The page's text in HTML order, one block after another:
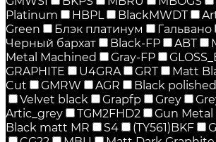
Platinum
HBPL BlackMWDT
Green
Блэк платинум Гальвано
Черный бархат
Black-FP ABT
Metal Machined
Gray-FP
GRAPHITE
U4GRA GRT
Matt
Cut
GMRW AGR Black polished
Velvet black
Grapfp Grey
Artic_grey
TGM2FHD2 Gun Metal
Black matt MR
S4 (TY561)BKF